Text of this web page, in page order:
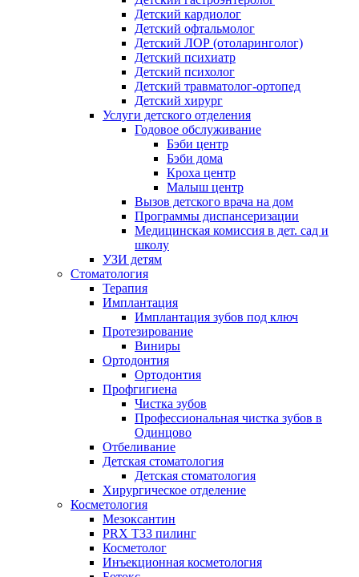
Детский кардиолог
Детский офтальмолог
Детский ЛОР (отоларинголог)
Детский психиатр
Детский психолог
Детский травматолог-ортопед
Детский хирург
Услуги детского отделения
Годовое обслуживание
Бэби центр
Бэби дома
Кроха центр
Малыш центр
Вызов детского врача на дом
Программы диспансеризации
Медицинская комиссия в дет. сад и
школу
УЗИ детям
Стоматология
Терапия
Имплантация
Имплантация зубов под ключ
Протезирование
Виниры
Ортодонтия
Ортодонтия
Профгигиена
Чистка зубов
Профессиональная чистка зубов в
Одинцово
Отбеливание
Детская стоматология
Детская стоматология
Хирургическое отделение
Косметология
Мезоксантин
PRX T33 пилинг
Косметолог
Инъекционная косметология